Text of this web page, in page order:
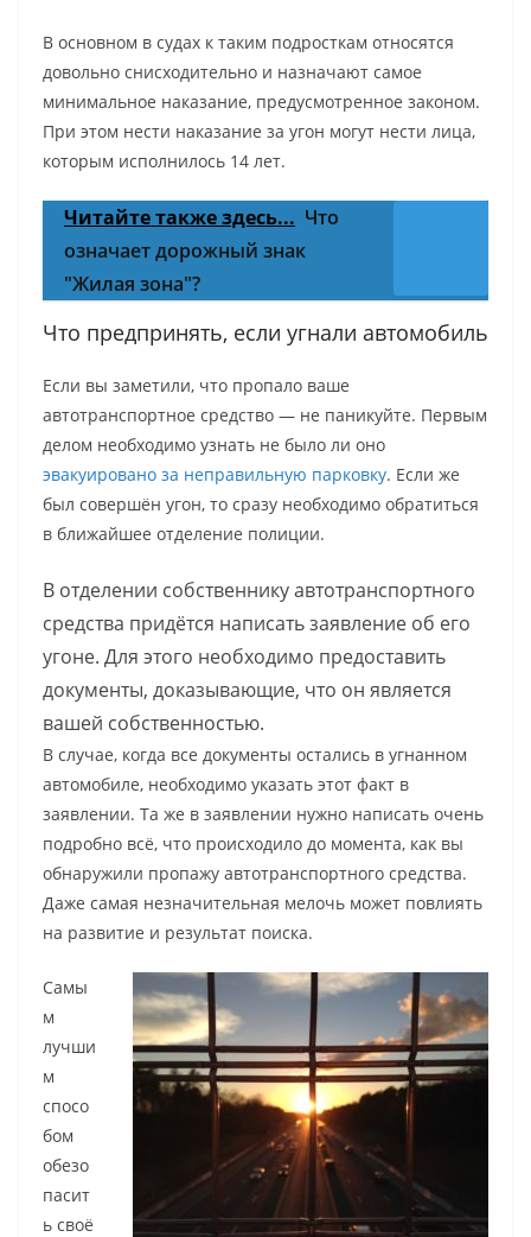
В основном в судах к таким подросткам относятся
довольно снисходительно и назначают самое
минимальное наказание, предусмотренное законом.
При этом нести наказание за угон могут нести лица,
которым исполнилось 14 лет.
Читайте также здесь... Что
означает дорожный знак
"Жилая зона"?
Что предпринять, если угнали автомобиль
Если вы заметили, что пропало ваше
автотранспортное средство — не паникуйте. Первым
делом необходимо узнать не было ли оно
эвакуировано за неправильную парковку. Если же
был совершён угон, то сразу необходимо обратиться
в ближайшее отделение полиции.
В отделении собственнику автотранспортного
средства придётся написать заявление об его
угоне. Для этого необходимо предоставить
документы, доказывающие, что он является
вашей собственностью.
В случае, когда все документы остались в угнанном
автомобиле, необходимо указать этот факт в
заявлении. Та же в заявлении нужно написать очень
подробно всё, что происходило до момента, как вы
обнаружили пропажу автотранспортного средства.
Даже самая незначительная мелочь может повлиять
на развитие и результат поиска.
Самы
м
лучши
м
спосо
бом
обезо
пасит
ь своё